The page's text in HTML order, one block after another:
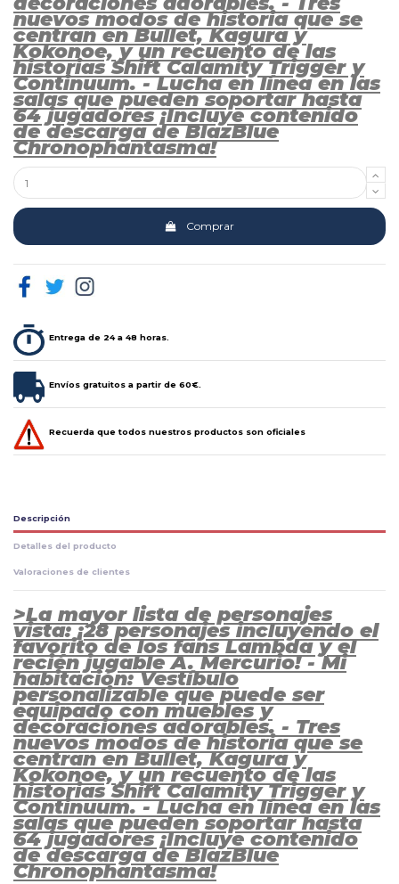
nuevos modos de historia que se
centran en Bullet, Kagura y
Kokonoe, y un recuento de las
historias Shift Calamity Trigger y
Continuum. - Lucha en línea en las
salas que pueden soportar hasta
64 jugadores ¡Incluye contenido
de descarga de BlazBlue
Chronophantasma!
Comprar
Entrega de 24 a 48 horas.
Envíos gratuitos a partir de 60€.
Recuerda que todos nuestros productos son oficiales
Descripción
Detalles del producto
Valoraciones de clientes
>La mayor lista de personajes
vista: ¡28 personajes incluyendo el
favorito de los fans Lambda y el
recién jugable A. Mercurio! - Mi
habitación: Vestíbulo
personalizable que puede ser
equipado con muebles y
decoraciones adorables. - Tres
nuevos modos de historia que se
centran en Bullet, Kagura y
Kokonoe, y un recuento de las
historias Shift Calamity Trigger y
Continuum. - Lucha en línea en las
salas que pueden soportar hasta
64 jugadores ¡Incluye contenido
de descarga de BlazBlue
Chronophantasma!